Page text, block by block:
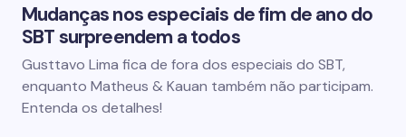
Mudanças nos especiais de fim de ano do
SBT surpreendem a todos
Gusttavo Lima fica de fora dos especiais do SBT,
enquanto Matheus & Kauan também não participam.
Entenda os detalhes!